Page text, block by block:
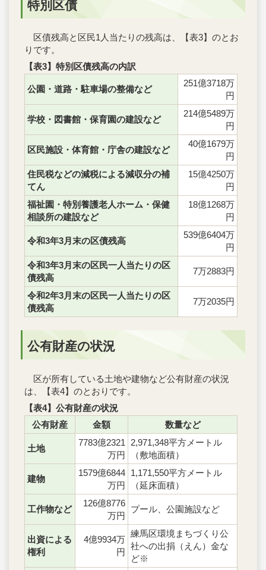
特別区債
区債残高と区民1人当たりの残高は、【表3】のとお
りです。
【表3】特別区債残高の内訳
公園・道路・駐車場の整備など
251億3718万
円
学校・図書館・保育園の建設など
214億5489万
円
区民施設・体育館・庁舎の建設など
40億1679万
円
住民税などの減税による減収分の補
てん
15億4250万
円
福祉園・特別養護老人ホーム・保健
相談所の建設など
18億1268万
円
令和3年3月末の区債残高
539億6404万
円
令和3年3月末の区民一人当たりの区
債残高
7万2883円
令和2年3月末の区民一人当たりの区
債残高
7万2035円
公有財産の状況
区が所有している土地や建物など公有財産の状況
は、【表4】のとおりです。
【表4】公有財産の状況
公有財産
金額 数量など
土地
7783億2321
万円
2,971,348平方メートル
（敷地面積）
建物
1579億6844
万円
1,171,550平方メートル
（延床面積）
工作物など
126億8776
万円
プール、公園施設など
出資による
権利
4億9934万
円
練馬区環境まちづくり公
社への出捐（えん）金な
ど※